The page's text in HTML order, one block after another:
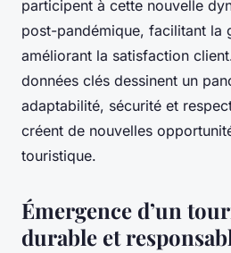
participent à cette nouvelle
post-pandémique, facilitant la
améliorant la satisfaction
données clés dessinent un
adaptabilité, sécurité et
créent de nouvelles
touristique.
Émergence d’un
durable et